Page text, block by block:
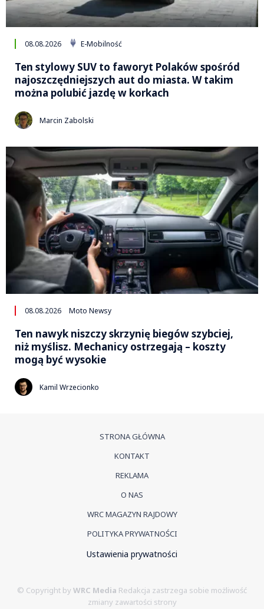
08.08.2026 E-Mobilność
Ten stylowy SUV to faworyt Polaków spośród
najoszczędniejszych aut do miasta. W takim
można polubić jazdę w korkach
Marcin Zabolski
08.08.2026 Moto Newsy
Ten nawyk niszczy skrzynię biegów szybciej,
niż myślisz. Mechanicy ostrzegają – koszty
mogą być wysokie
Kamil Wrzecionko
STRONA GŁÓWNA
KONTAKT
REKLAMA
O NAS
WRC MAGAZYN RAJDOWY
POLITYKA PRYWATNOŚCI
Ustawienia prywatności
© Copyright by WRC Media Redakcja zastrzega sobie możliwość
zmiany zawartości strony